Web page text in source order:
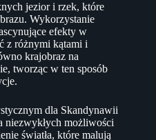
jezior i rzek, które
Wykorzystanie
efekty w
z różnymi kątami i
krajobraz na
tworząc w ten sposób
dla Skandynawii
niezwykłych możliwości
światła, które malują